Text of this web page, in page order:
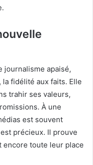
journalisme apaisé,
fidélité aux faits. Elle
trahir ses valeurs,
À une
est souvent
précieux. Il prouve
toute leur place